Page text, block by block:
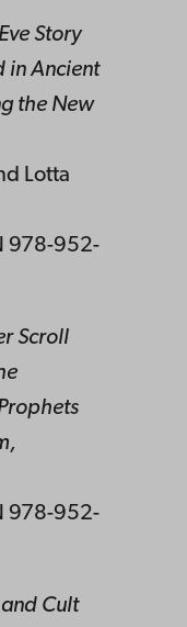
Story
in Ancient
the New
Lotta
978-952-
Scroll
978-952-
Cult